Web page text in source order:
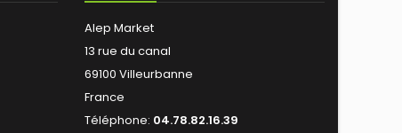
Alep Market
13 rue du canal
69100 Villeurbanne
France
Téléphone: 04.78.82.16.39